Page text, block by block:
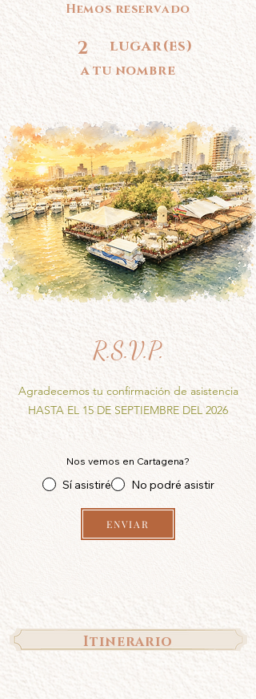
Hemos reservado
2 lugar(es)
a tu nombre
R.S.V.P.
Agradecemos tu confirmación de asistencia
HASTA EL 15 DE SEPTIEMBRE DEL 2026
Nos vemos en Cartagena?
Sí asistiré No podré asistir
ENVIAR
Itinerario